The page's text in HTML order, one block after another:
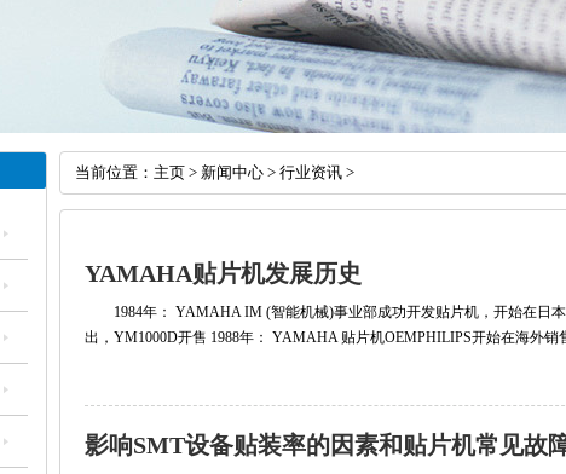
当前位置： 主页 > 新闻中心 > 行业资讯 >
YAMAHA贴片机发展历史
1984年： YAMAHA IM (智能机械)事业部成功开发贴片机，开始在日
出，YM1000D开售 1988年： YAMAHA 贴片机OEMPHILIPS开始在海外销
影响SMT设备贴装率的因素和贴片机常见故